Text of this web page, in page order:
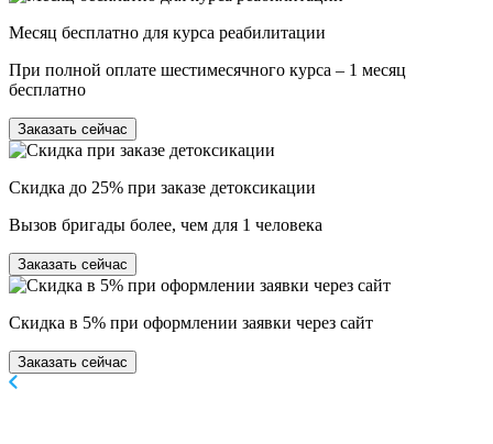
Месяц бесплатно для курса реабилитации
При полной оплате шестимесячного курса – 1 месяц
бесплатно
Заказать сейчас
Скидка до 25% при заказе детоксикации
Вызов бригады более, чем для 1 человека
Заказать сейчас
Скидка в 5% при оформлении заявки через сайт
Заказать сейчас